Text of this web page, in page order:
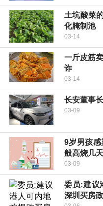
土坑酸菜
化腌制池
03-14
一斤皮筋
诈
03-14
长安董事
03-09
9岁男孩
般高烧几
03-09
委员:建议
深圳买房